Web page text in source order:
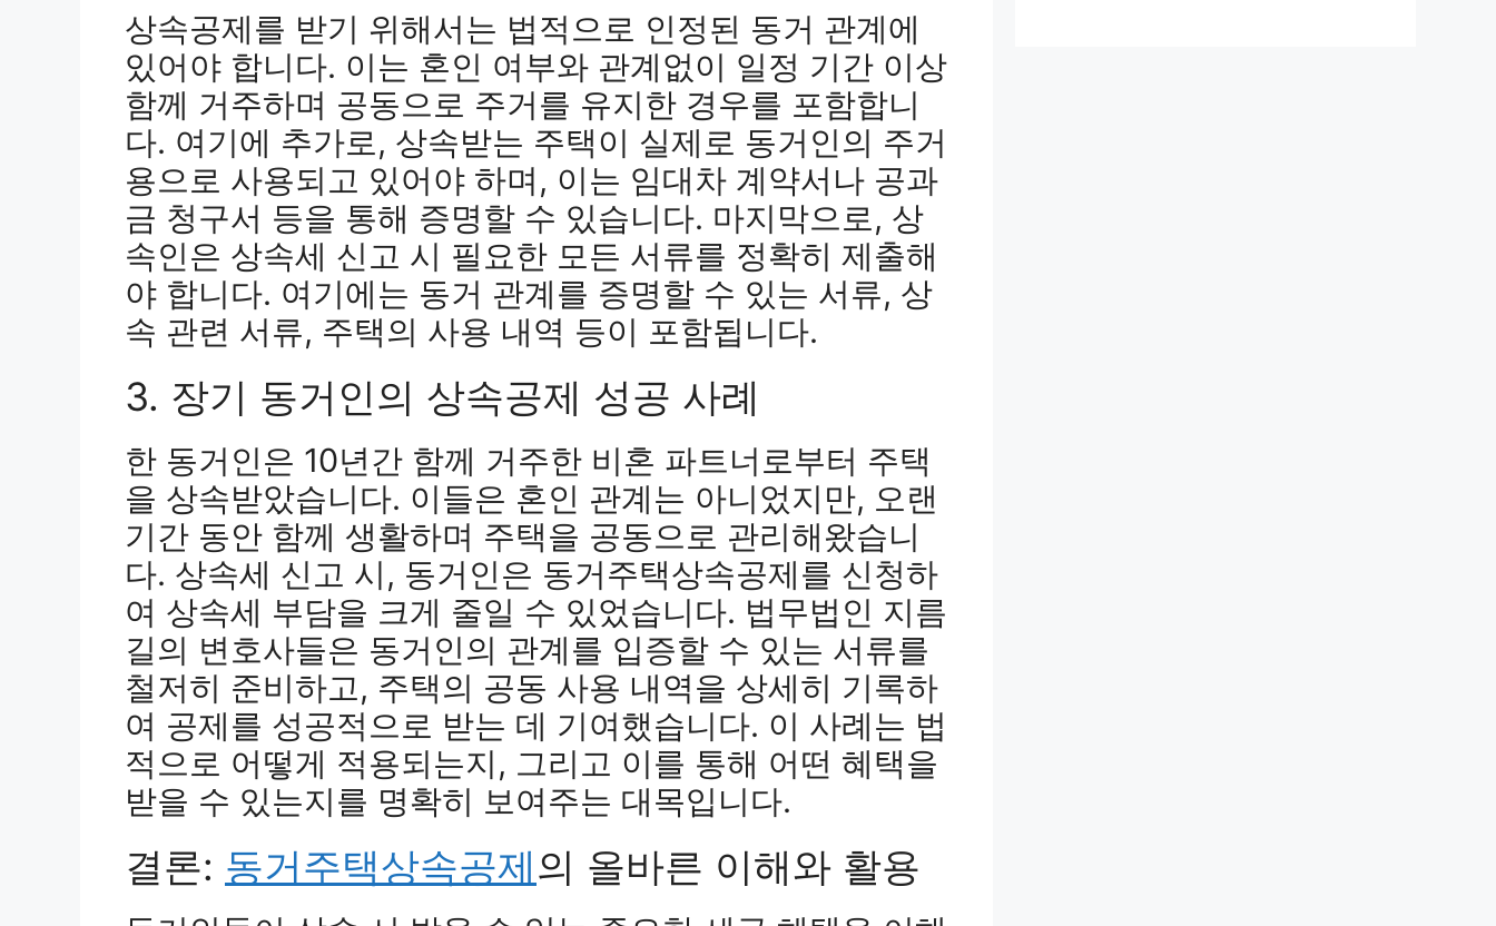
상속공제를 받기 위해서는 법적으로 인정된 동거 관계에
있어야 합니다. 이는 혼인 여부와 관계없이 일정 기간 이상
함께 거주하며 공동으로 주거를 유지한 경우를 포함합니
다. 여기에 추가로, 상속받는 주택이 실제로 동거인의 주거
용으로 사용되고 있어야 하며, 이는 임대차 계약서나 공과
금 청구서 등을 통해 증명할 수 있습니다. 마지막으로, 상
속인은 상속세 신고 시 필요한 모든 서류를 정확히 제출해
야 합니다. 여기에는 동거 관계를 증명할 수 있는 서류, 상
속 관련 서류, 주택의 사용 내역 등이 포함됩니다.
3. 장기 동거인의 상속공제 성공 사례
한 동거인은 10년간 함께 거주한 비혼 파트너로부터 주택
을 상속받았습니다. 이들은 혼인 관계는 아니었지만, 오랜
기간 동안 함께 생활하며 주택을 공동으로 관리해왔습니
다. 상속세 신고 시, 동거인은 동거주택상속공제를 신청하
여 상속세 부담을 크게 줄일 수 있었습니다. 법무법인 지름
길의 변호사들은 동거인의 관계를 입증할 수 있는 서류를
철저히 준비하고, 주택의 공동 사용 내역을 상세히 기록하
여 공제를 성공적으로 받는 데 기여했습니다. 이 사례는 법
적으로 어떻게 적용되는지, 그리고 이를 통해 어떤 혜택을
받을 수 있는지를 명확히 보여주는 대목입니다.
결론: 동거주택상속공제의 올바른 이해와 활용